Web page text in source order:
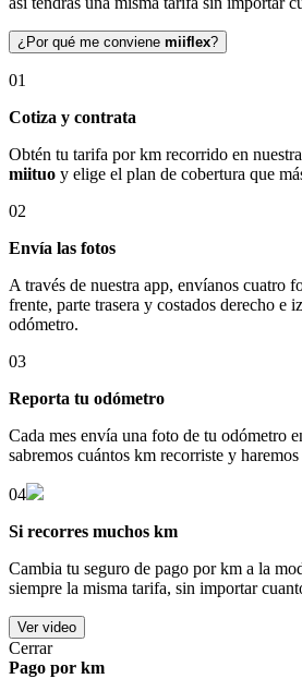
¿Por qué me conviene miiflex?
01
Cotiza y contrata
Obtén tu tarifa por km recorrido en
miituo y elige el plan de cobertura que
02
Envía las fotos
A través de nuestra app, envíanos cuatro
frente, parte trasera y costados derecho e
odómetro.
03
Reporta tu odómetro
Cada mes envía una foto de tu odómetro
sabremos cuántos km recorriste y
04
Si recorres muchos km
Cambia tu seguro de pago por km a la
siempre la misma tarifa, sin importar
Ver video
Cerrar
Pago por km